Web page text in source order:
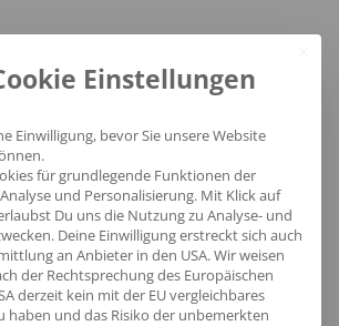
Marken-
Look
mit
Teamoutfits
Einstellungen
Einwilligung, bevor Sie unsere Website
für grundlegende Funktionen der
und Personalisierung. Mit Klick auf
Du uns die Nutzung zu Analyse- und
Deine Einwilligung erstreckt sich auch
an Anbieter in den USA. Wir weisen
der Rechtsprechung des Europäischen
derzeit kein mit der EU vergleichbares
haben und das Risiko der unbemerkten